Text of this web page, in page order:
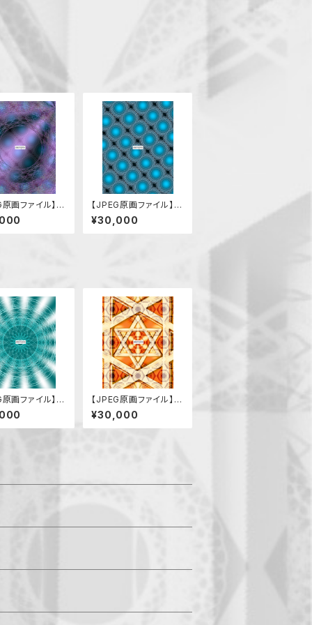
画ファイル】混
安穏
【JPEG原画ファイル】混
沌
¥30,000
画ファイル】リ
緊張を解く）
【JPEG原画ファイル】感
謝
¥30,000